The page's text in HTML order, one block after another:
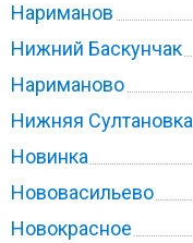
Нариманов
Нижний Баскунчак
Нариманово
Нижняя Султановка
Новинка
Нововасильево
Новокрасное